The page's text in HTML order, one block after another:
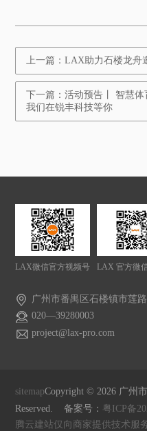
上一篇：LAX助力石楼龙
下一篇：活动预告丨 智慧体
我们在锐丰科技等你
LAX微信官方视频号 LAX 官方微
广州市番禺区石楼镇市莲
020—39280003
project@lax-pro.com
sitemapCopyright © 2026 广州
Reserved. 备案号： 粤ICP备
腾云建站仅向商家提供技术服